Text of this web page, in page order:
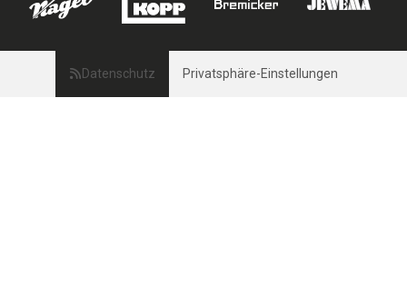
Datenschutz Privatsphäre-Einstellungen